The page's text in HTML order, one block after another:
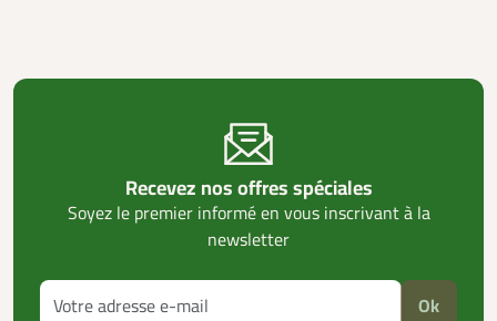
Recevez nos offres spéciales
Soyez le premier informé en vous inscrivant à la
newsletter
Ok